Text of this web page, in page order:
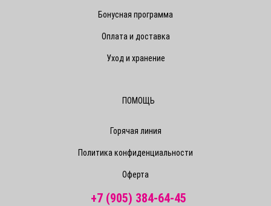
Бонусная программа
Оплата и доставка
Уход и хранение
ПОМОЩЬ
Горячая линия
Политика конфиденциальности
Оферта
+7 (905) 384-64-45